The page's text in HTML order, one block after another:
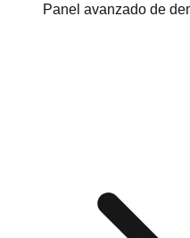
Panel avanzado de